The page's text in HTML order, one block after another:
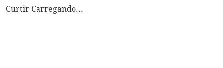
Curtir Carregando...